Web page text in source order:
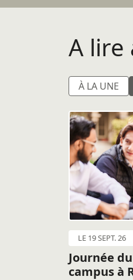
A lire
À LA UNE
LE 19 SEPT. 26
Journée
campus à